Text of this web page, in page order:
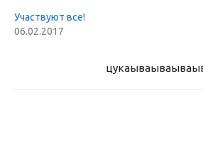
Участвуют все!
06.02.2017
цукаыва